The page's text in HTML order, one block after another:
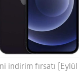
indirim fırsatı [Eylül